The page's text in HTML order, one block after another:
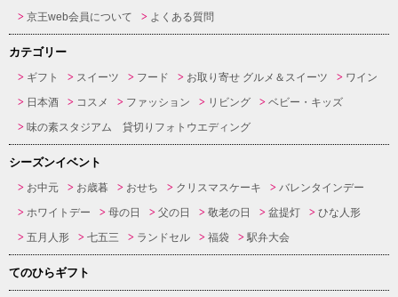
京王web会員について
よくある質問
カテゴリー
ギフト スイーツ フード お取り寄せ グルメ＆スイーツ
ワイン
日本酒
コスメ ファッション リビング
ベビー・キッズ
味の素スタジアム 貸切りフォトウエディング
シーズンイベント
お中元 お歳暮 おせち クリスマスケーキ
バレンタインデー
ホワイトデー
母の日 父の日 敬老の日 盆提灯
ひな人形
五月人形
七五三 ランドセル 福袋 駅弁大会
てのひらギフト